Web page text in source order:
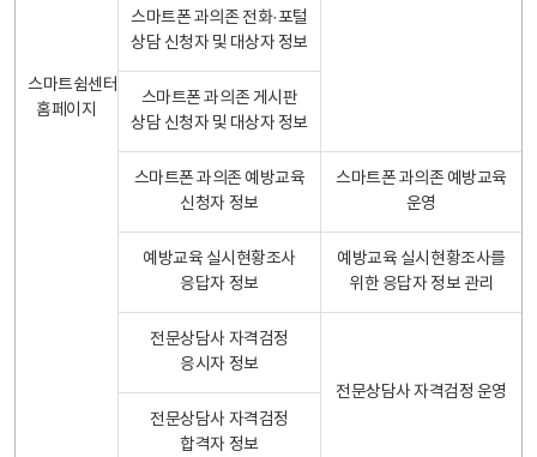
스마트쉼센터
홈페이지
스마트폰 과의존 전화·포털
상담 신청자 및 대상자 정보
스마트폰 과의존 게시판
상담 신청자 및 대상자 정보
스마트폰 과의존 예방교육
신청자 정보
스마트폰 과의존 예방교육
운영
예방교육 실시현황조사
응답자 정보
예방교육 실시현황조사를
위한 응답자 정보 관리
전문상담사 자격검정
응시자 정보
전문상담사 자격검정 운영
전문상담사 자격검정
합격자 정보